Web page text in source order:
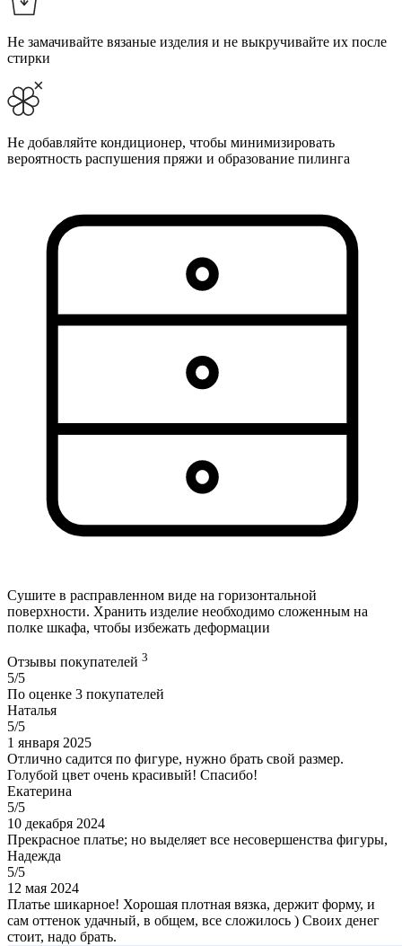
Не замачивайте вязаные изделия и не выкручивайте их после
стирки
Не добавляйте кондиционер, чтобы минимизировать
вероятность распушения пряжи и образование пилинга
Сушите в расправленном виде на горизонтальной
поверхности. Хранить изделие необходимо сложенным на
полке шкафа, чтобы избежать деформации
Отзывы покупателей 3
5/5
По оценке 3 покупателей
Наталья
5/5
1 января 2025
Отлично садится по фигуре, нужно брать свой размер.
Голубой цвет очень красивый! Спасибо!
Екатерина
5/5
10 декабря 2024
Прекрасное платье; но выделяет все несовершенства фигуры,
Надежда
5/5
12 мая 2024
Платье шикарное! Хорошая плотная вязка, держит форму, и
сам оттенок удачный, в общем, все сложилось ) Своих денег
стоит, надо брать.